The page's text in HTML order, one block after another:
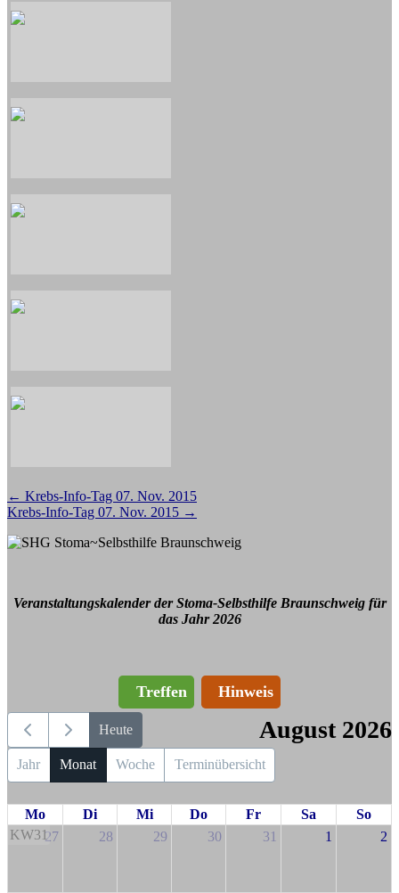
Beitragsnavigation
← Krebs-Info-Tag 07. Nov. 2015
Krebs-Info-Tag 07. Nov. 2015 →
Veranstaltungskalender der Stoma-Selbsthilfe Braunschweig für
das Jahr 2026
Treffen Hinweis
Heute August 2026
Jahr Monat Woche Terminübersicht
Mo Di Mi Do Fr Sa
So
KW3127 28 29 30 31 1 2